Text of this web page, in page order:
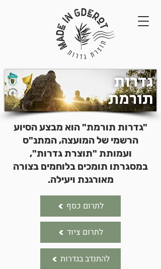
"גדרות תורמת" הוא מבצע הסיוע
הרשמי של המועצה, המתנ"ס
ועמותת "תוצרת גדרות",
במסגרתו תומכים בלוחמים בצורה
מאורגנת ויעילה.
לתרום כסף
לתרום ציוד
להתנדב בגדרות